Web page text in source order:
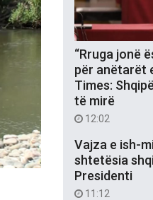
“Rruga jonë
për anëtarët
Times:
të mirë
12:02
Vajza e ish-
shtetësia
Presidenti
11:12